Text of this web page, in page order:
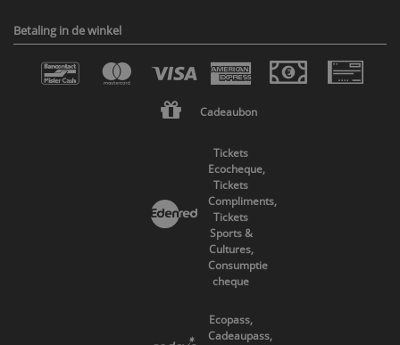
Betaling in de winkel
Cadeaubon
Tickets
Ecocheque,
Tickets
Compliments,
Tickets
Sports &
Cultures,
Consumptie
cheque
Ecopass,
Cadeaupass,